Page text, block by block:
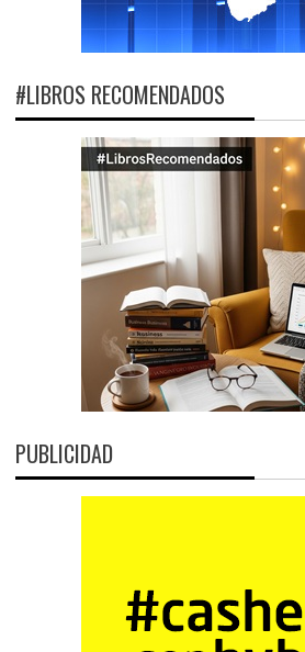
#LIBROS RECOMENDADOS
PUBLICIDAD